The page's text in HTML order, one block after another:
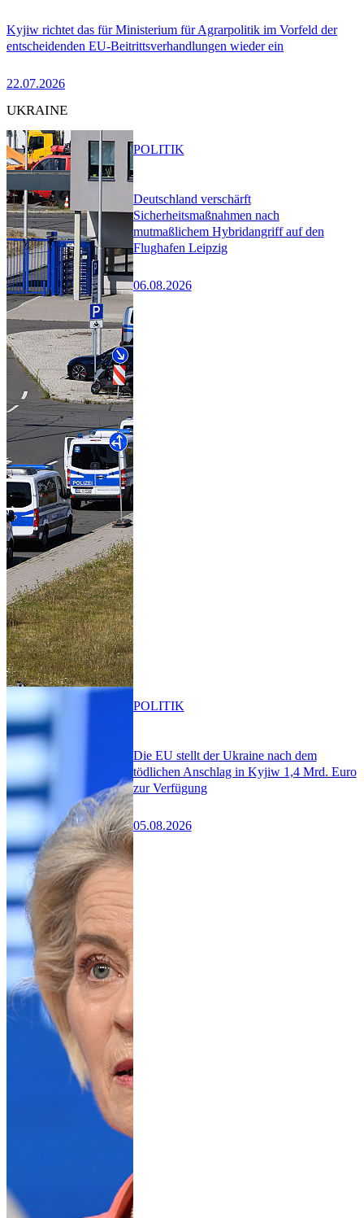
Kyjiw richtet das für Ministerium für Agrarpolitik im Vorfeld der
entscheidenden EU-Beitrittsverhandlungen wieder ein
22.07.2026
UKRAINE
Deutschland verschärft
Sicherheitsmaßnahmen nach
mutmaßlichem Hybridangriff auf den
Flughafen Leipzig
06.08.2026
POLITIK
Die EU stellt der Ukraine nach dem
tödlichen Anschlag in Kyjiw 1,4 Mrd. Euro
zur Verfügung
05.08.2026
POLITIK